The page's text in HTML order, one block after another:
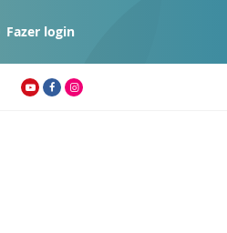
Fazer login